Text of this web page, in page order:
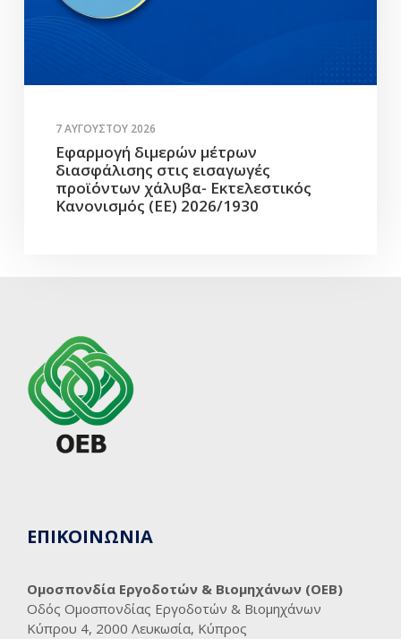
7 ΑΥΓΟΎΣΤΟΥ 2026
Εφαρμογή διμερών μέτρων
διασφάλισης στις εισαγωγές
προϊόντων χάλυβα- Εκτελεστικός
Κανονισμός (ΕΕ) 2026/1930
ΕΠΙΚΟΙΝΩΝΙΑ
Ομοσπονδία Εργοδοτών & Βιομηχάνων (ΟΕΒ)
Οδός Ομοσπονδίας Εργοδοτών & Βιομηχάνων
Κύπρου 4, 2000 Λευκωσία, Κύπρος